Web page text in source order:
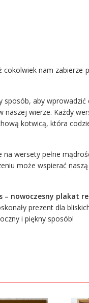
nam zabierze-
sposób, aby
wierze. Każdy
kotwicą, która
wersety pełne
może wspierać
– nowoczesny plakat
prezent dla
i piękny sposób!